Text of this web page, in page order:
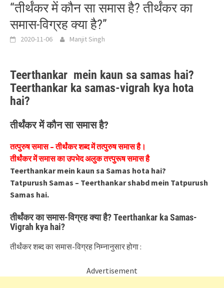
“तीर्थंकर में कौन सा समास है? तीर्थंकर का
समास-विग्रह क्या है?”
2020-11-06 Manjit Singh
Teerthankar mein kaun sa samas hai?
Teerthankar ka samas-vigrah kya hota
hai?
तीर्थंकर में कौन सा समास है?
तत्पुरुष समास – तीर्थंकर शब्द में तत्पुरुष समास है।
तीर्थंकर में समास का उपभेद अलुक तत्त्पुरूष समास है
Teerthankar mein kaun sa Samas hota hai?
Tatpurush Samas – Teerthankar shabd mein Tatpurush
Samas hai.
तीर्थंकर का समास-विग्रह क्या है? Teerthankar ka Samas-
Vigrah kya hai?
तीर्थंकर शब्द का समास-विग्रह निम्नानुसार होगा :
Advertisement